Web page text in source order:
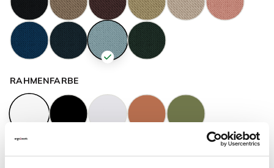
RAHMENFARBE
GASFEDERHÖHE